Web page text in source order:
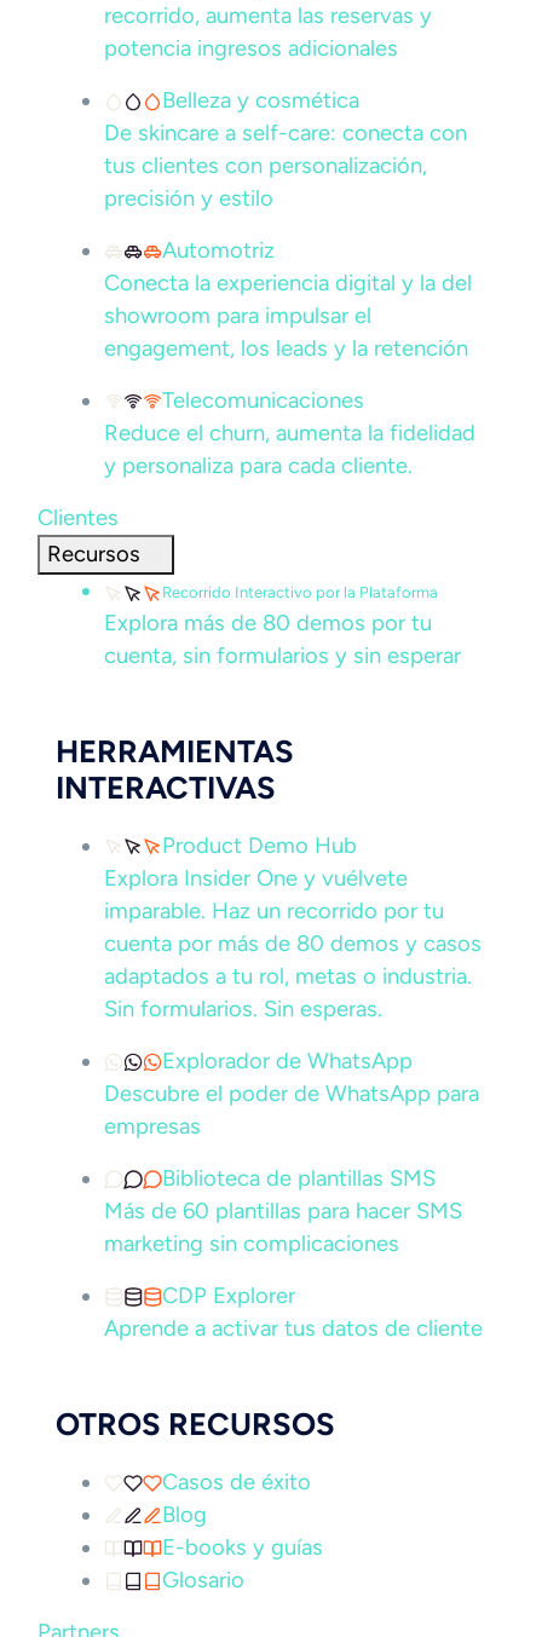
recorrido, aumenta las reservas y
potencia ingresos adicionales
Belleza y cosmética
De skincare a self-care: conecta con
tus clientes con personalización,
precisión y estilo
Automotriz
Conecta la experiencia digital y la del
showroom para impulsar el
engagement, los leads y la retención
Telecomunicaciones
Reduce el churn, aumenta la fidelidad
y personaliza para cada cliente.
Clientes
Recursos
Recorrido Interactivo por la Plataforma
Explora más de 80 demos por tu
cuenta, sin formularios y sin esperar
HERRAMIENTAS
INTERACTIVAS
Product Demo Hub
Explora Insider One y vuélvete
imparable. Haz un recorrido por tu
cuenta por más de 80 demos y casos
adaptados a tu rol, metas o industria.
Sin formularios. Sin esperas.
Explorador de WhatsApp
Descubre el poder de WhatsApp para
empresas
Biblioteca de plantillas SMS
Más de 60 plantillas para hacer SMS
marketing sin complicaciones
CDP Explorer
Aprende a activar tus datos de cliente
OTROS RECURSOS
Casos de éxito
Blog
E-books y guías
Glosario